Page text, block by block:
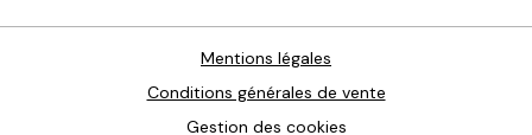
Mentions légales
Conditions générales de vente
Gestion des cookies